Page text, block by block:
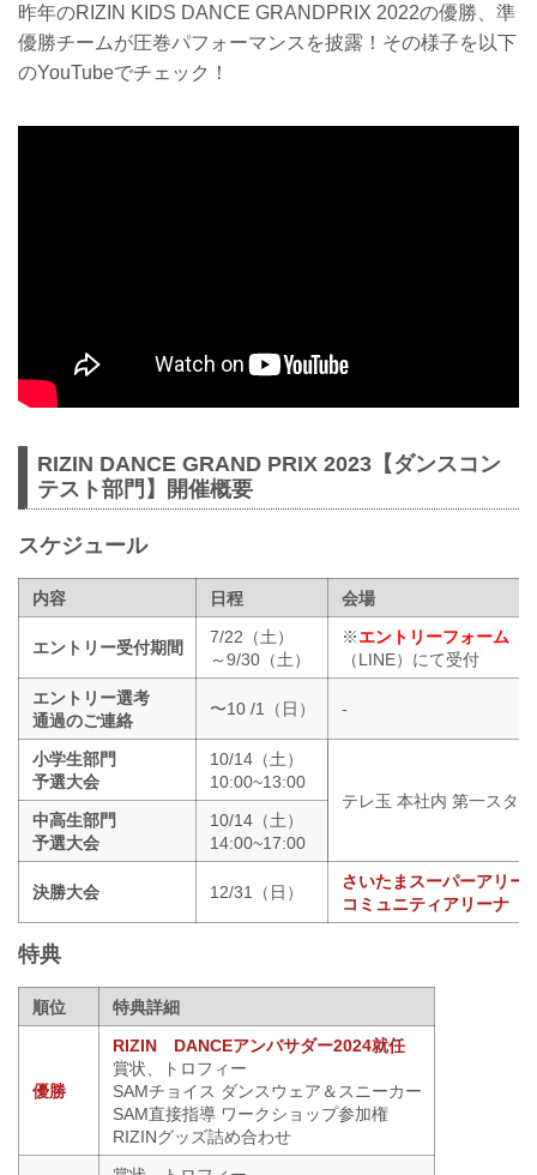
昨年のRIZIN KIDS DANCE GRANDPRIX 2022の優勝、準
優勝チームが圧巻パフォーマンスを披露！その様子を以下
のYouTubeでチェック！
RIZIN DANCE GRAND PRIX 2023【ダンスコン
テスト部門】開催概要
スケジュール
内容 日程 会場
エントリー受付期間
7/22（土）
～9/30（土）
※エントリーフォーム
（LINE）にて受付
エントリー選考
通過のご連絡
〜10 /1（日） -
小学生部門
予選大会
10/14（土）
10:00~13:00
テレ玉 本社内 第一スタ
中高生部門
予選大会
10/14（土）
14:00~17:00
決勝大会 12/31（日）
さいたまスーパーアリー
コミュニティアリーナ
特典
順位 特典詳細
優勝
RIZIN DANCEアンバサダー2024就任
賞状、トロフィー
SAMチョイス ダンスウェア＆スニーカー
SAM直接指導 ワークショップ参加権
RIZINグッズ詰め合わせ